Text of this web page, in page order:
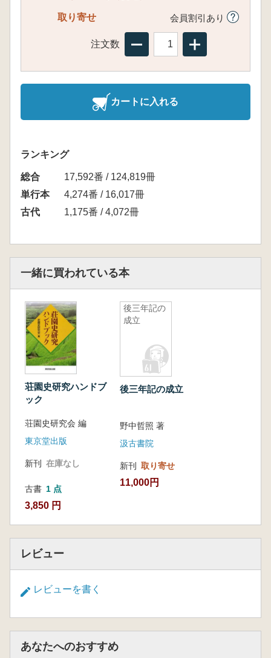
取り寄せ 会員割引あり
注文数
カートに入れる
ランキング
総合
17,592番 / 124,819冊
単行本
4,274番 / 16,017冊
古代
1,175番 / 4,072冊
一緒に買われている本
荘園史研究ハンドブ
ック
荘園史研究会 編
東京堂出版
新刊 在庫なし
古書 1 点
3,850 円
後三年記の
成立
後三年記の成立
野中哲照 著
汲古書院
新刊 取り寄せ
11,000円
レビュー
レビューを書く
あなたへのおすすめ